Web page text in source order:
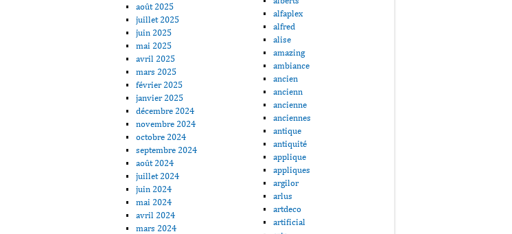
août 2025
juillet 2025
juin 2025
mai 2025
avril 2025
mars 2025
février 2025
janvier 2025
décembre 2024
novembre 2024
octobre 2024
septembre 2024
août 2024
juillet 2024
juin 2024
mai 2024
avril 2024
mars 2024
alfaplex
alfred
alise
amazing
ambiance
ancien
ancienn
ancienne
anciennes
antique
antiquité
applique
appliques
argilor
arlus
artdeco
artificial